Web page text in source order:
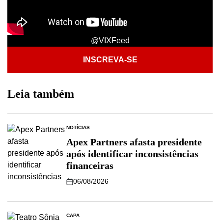
@VIXFeed
INSCREVA-SE
Leia também
NOTÍCIAS
Apex Partners afasta presidente
após identificar inconsistências
financeiras
06/08/2026
CAPA